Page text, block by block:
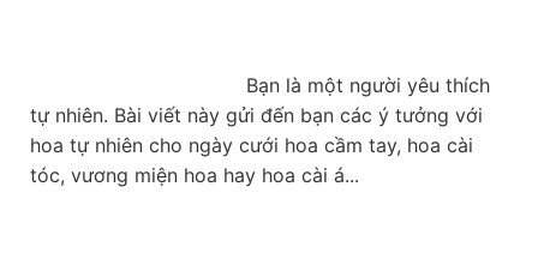
tự nhiên. Bài viết này gửi đến bạn các ý tưởng với
hoa tự nhiên cho ngày cưới hoa cầm tay, hoa cài
tóc, vương miện hoa hay hoa cài á...